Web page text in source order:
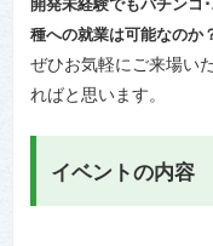
開発未経験でもパチンコ
種への就業は可能なのか
ぜひお気軽にご来場い
ればと思います。
イベントの内容